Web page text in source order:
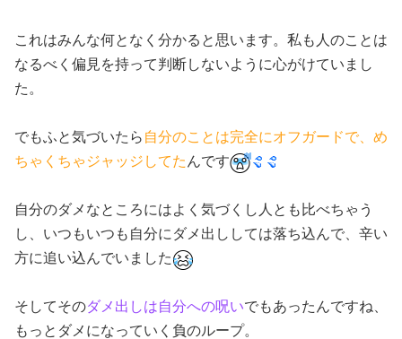
これはみんな何となく分かると思います。私も人のことは
なるべく偏見を持って判断しないように心がけていまし
た。
でもふと気づいたら 自分のことは完全にオフガードで、め
ちゃくちゃジャッジしてた んです
自分のダメなところにはよく気づくし人とも比べちゃう
し、いつもいつも自分にダメ出ししては落ち込んで、辛い
方に追い込んでいました
そしてそのダメ出しは自分への呪いでもあったんですね、
もっとダメになっていく負のループ。